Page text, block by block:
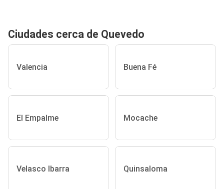
Ciudades cerca de Quevedo
Valencia Buena Fé
El Empalme Mocache
Velasco Ibarra Quinsaloma